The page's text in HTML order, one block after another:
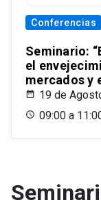
Conferencias
Seminario:
el
mercados y
19 de
09:00 a